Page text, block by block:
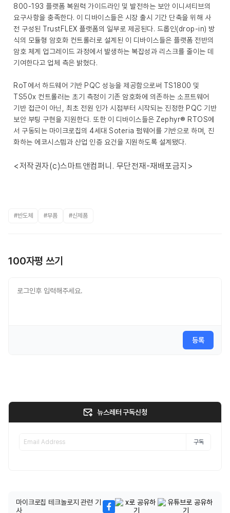
800-193 플랫폼 복원력 가이드라인 및 발전하는 보안 이니셔티브의
요구사항을 충족한다. 이 디바이스들은 시장 출시 기간 단축을 위해 사
전 구성된 TrustFLEX 플랫폼의 일부로 제공된다. 드롭인(drop-in) 방
식의 모듈형 암호화 컨트롤러로 설계된 이 디바이스들은 플랫폼 전반의
암호 체계 업그레이드 과정에서 발생하는 복잡성과 리스크를 줄이는 데
기여한다고 업체 측은 밝혔다.
RoT에서 하드웨어 기반 PQC 성능을 제공함으로써 TS1800 및
TS50x 컨트롤러는 초기 측정이 기존 암호화에 의존하는 소프트웨어
기반 접근이 아닌, 최초 전원 인가 시점부터 시작되는 진정한 PQC 기반
보안 부팅 구현을 지원한다. 또한 이 디바이스들은 Zephyr® RTOS에
서 구동되는 마이크로칩의 4세대 Soteria 펌웨어를 기반으로 하며, 진
화하는 에코시스템과 산업 인증 요건을 지원하도록 설계됐다.
<저작권자(c)스마트앤컴퍼니. 무단전재-재배포금지>
#반도체 #부품 #신제품
100자평 쓰기
등록
뉴스레터 구독신청
구독
마이크로칩 테크놀로지 관련 기
사